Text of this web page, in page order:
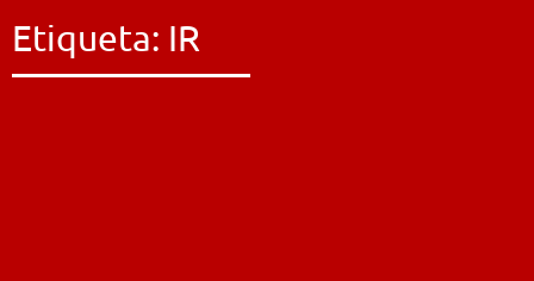
Etiqueta: IR